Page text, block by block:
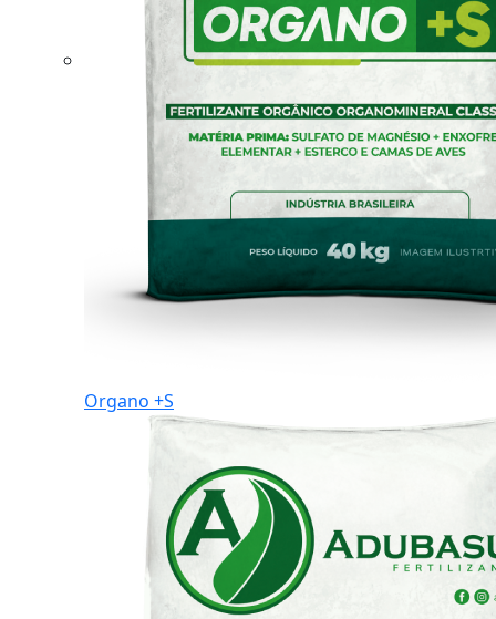
Organo +S